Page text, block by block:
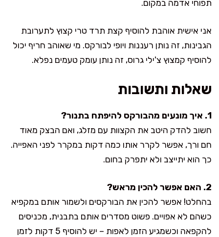
תפוחי אדמה במקום.
אני אישית אוהבת להוסיף קצת תרד טרי קצוץ לתערובת
הגבינות, זה נותן רעננות ויופי לבורקס. מי שאוהב חריף יכול
להוסיף קמצוץ צ'ילי גרוס, זה נותן עומק טעמים נפלא.
שאלות ותשובות
1. איך מונעים מהבורקס להיפתח בתנור?
חשוב להדק היטב את הקצוות עם מזלג, ואם הבצק מאוד
חם ורך, אפשר לקרר אותו כמה דקות במקרר לפני האפייה.
כך הוא יתייצב ולא יתפרק בחום.
2. האם אפשר להכין מראש?
בהחלט! אפשר להכין את הבורקסים ולשמור אותם במקפיא
כשהם לא אפויים. פשוט מסדרים אותם בתבנית, מכניסים
להקפאה וכשמגיע הזמן לאפות – יש להוסיף 5 דקות לזמן